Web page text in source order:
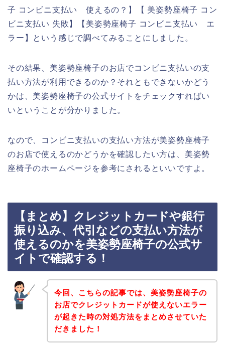
子 コンビニ支払い 使えるの？】【 美姿勢座椅子 コン
ビニ支払い 失敗】【美姿勢座椅子 コンビニ支払い エ
ラー】という感じで調べてみることにしました。
その結果、美姿勢座椅子のお店でコンビニ支払いの支
払い方法が利用できるのか？それともできないかどう
かは、美姿勢座椅子の公式サイトをチェックすればい
いということが分かりました。
なので、コンビニ支払いの支払い方法が美姿勢座椅子
のお店で使えるのかどうかを確認したい方は、美姿勢
座椅子のホームページを参考にされるといいですよ。
【まとめ】クレジットカードや銀行
振り込み、代引などの支払い方法が
使えるのかを美姿勢座椅子の公式サ
イトで確認する！
今回、こちらの記事では、美姿勢座椅子の
お店でクレジットカードが使えないエラー
が起きた時の対処方法をまとめさせていた
だきました！